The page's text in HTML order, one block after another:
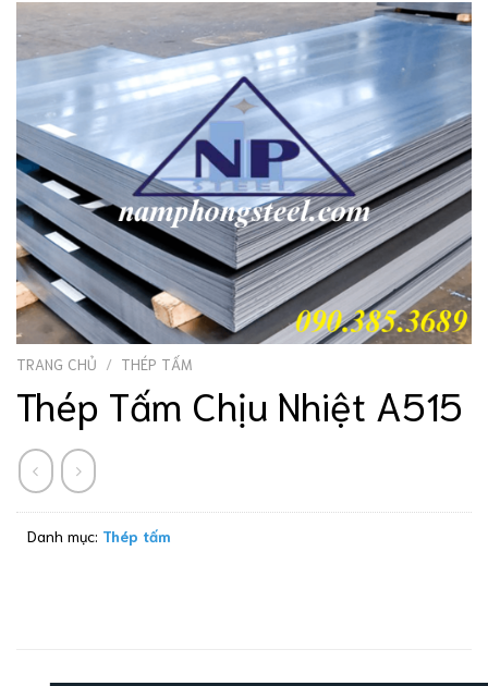
TRANG CHỦ / THÉP TẤM
Thép Tấm Chịu Nhiệt A515
Danh mục: Thép tấm